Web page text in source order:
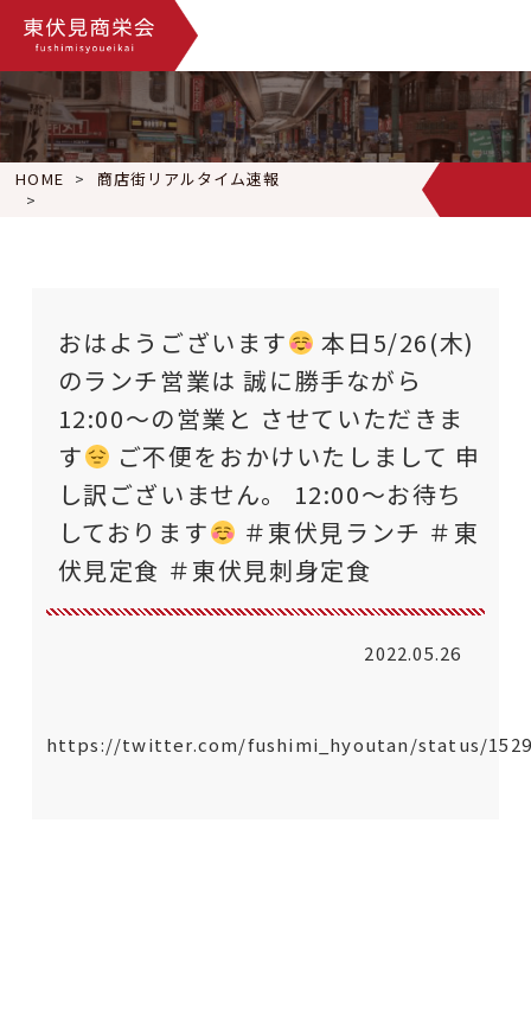
HOME
商店街リアルタイム速報
本日5/26(木)のランチ営業は 誠に勝手
おはようございます
本日5/26(木)
のランチ営業は 誠に勝手ながら
12:00〜の営業と させていただきま
す
ご不便をおかけいたしまして 申
し訳ございません。 12:00〜お待ち
しております
＃東伏見ランチ ＃東
伏見定食 ＃東伏見刺身定食
2022.05.26
https://twitter.com/fushimi_hyoutan/status/